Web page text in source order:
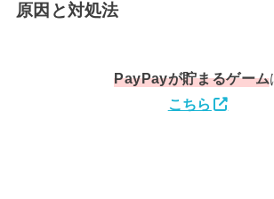
原因と対処法
PayPayが貯まるゲーム
こちら